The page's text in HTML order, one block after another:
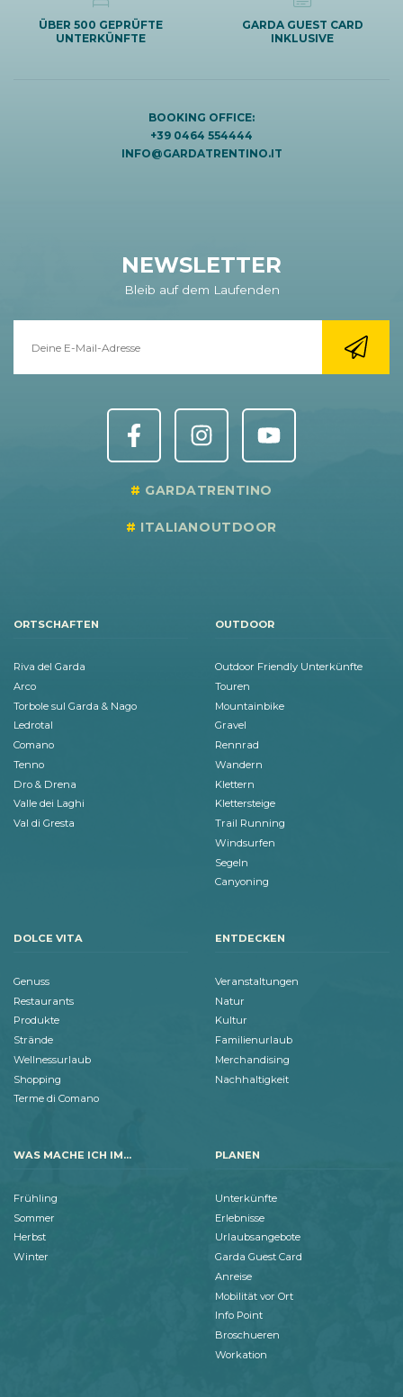
ÜBER 500 GEPRÜFTE
UNTERKÜNFTE
GARDA GUEST CARD
INKLUSIVE
BOOKING OFFICE:
+39 0464 554444
INFO@GARDATRENTINO.IT
NEWSLETTER
Bleib auf dem Laufenden
GARDATRENTINO
ITALIANOUTDOOR
ORTSCHAFTEN
Riva del Garda
Arco
Torbole sul Garda & Nago
Ledrotal
Comano
Tenno
Dro & Drena
Valle dei Laghi
Val di Gresta
OUTDOOR
Outdoor Friendly Unterkünfte
Touren
Mountainbike
Gravel
Rennrad
Wandern
Klettern
Klettersteige
Trail Running
Windsurfen
Segeln
Canyoning
DOLCE VITA
Genuss
Restaurants
Produkte
Strände
Wellnessurlaub
Shopping
Terme di Comano
ENTDECKEN
Veranstaltungen
Natur
Kultur
Familienurlaub
Merchandising
Nachhaltigkeit
WAS MACHE ICH IM...
Frühling
Sommer
Herbst
Winter
PLANEN
Unterkünfte
Erlebnisse
Urlaubsangebote
Garda Guest Card
Anreise
Mobilität vor Ort
Info Point
Broschueren
Workation